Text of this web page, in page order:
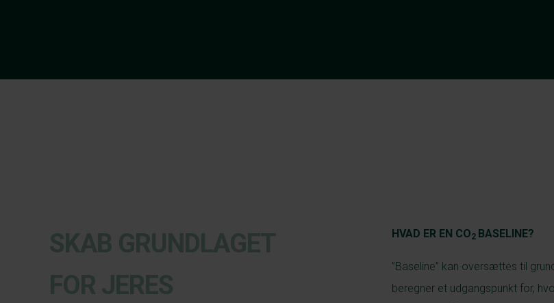
SKAB GRUNDLAGET
FOR JERES
HVAD ER EN CO2 BASELINE?
”Baseline” kan oversættes til
beregner et udgangspunkt for,